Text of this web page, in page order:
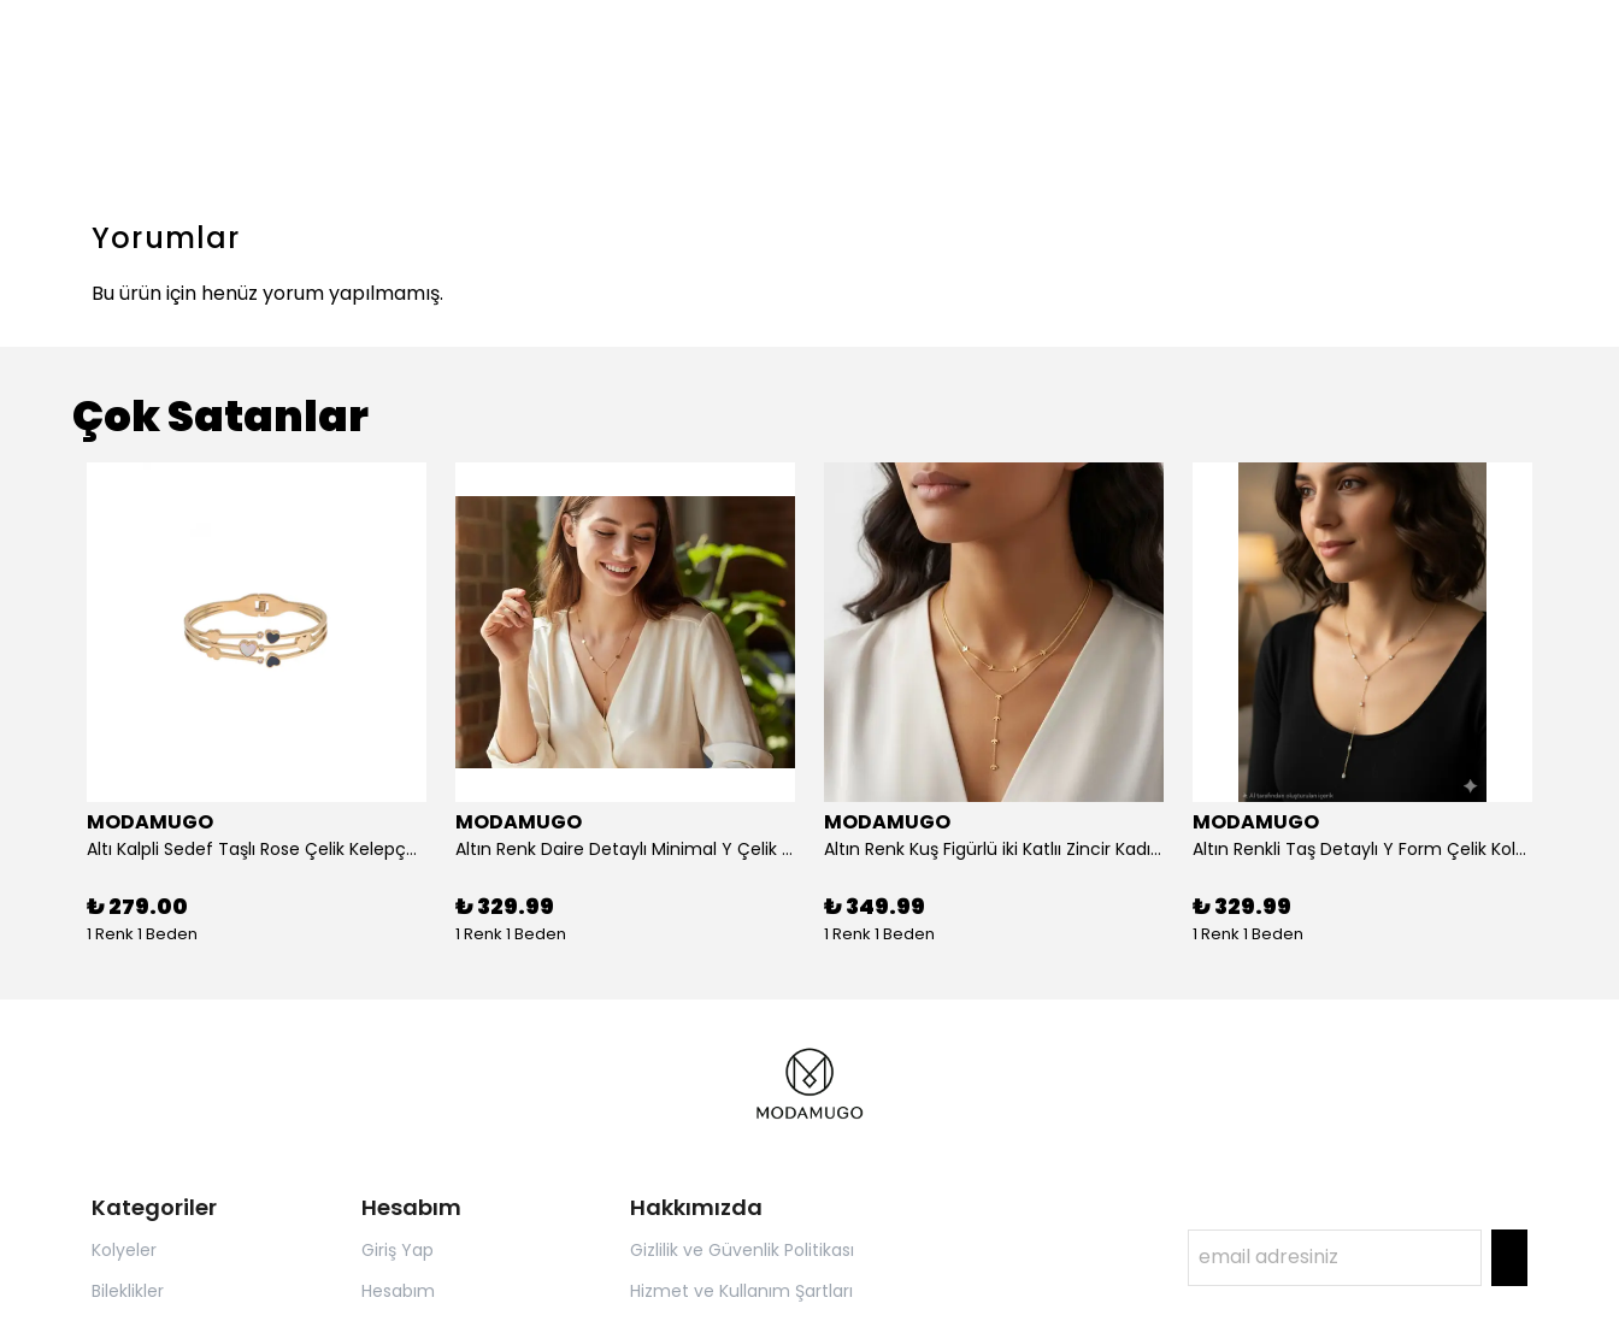
Yorumlar
Bu ürün için henüz yorum yapılmamış.
Çok Satanlar
MODAMUGO
Altı Kalpli Sedef Taşlı Rose Çelik Kelepçe Bileklik
₺ 279.00
1 Renk 1 Beden
MODAMUGO
Altın Renk Daire Detaylı Minimal Y Çelik Kolye
₺ 329.99
1 Renk 1 Beden
MODAMUGO
Altın Renk Kuş Figürlü iki Katlıı Zincir Kadın Y Kolye
₺ 349.99
1 Renk 1 Beden
MODAMUGO
Altın Renkli Taş Detaylı Y Form Çelik Kolye
₺ 329.99
1 Renk 1 Beden
Kategoriler
Kolyeler
Bileklikler
Hesabım
Giriş Yap
Hesabım
Hakkımızda
Gizlilik ve Güvenlik Politikası
Hizmet ve Kullanım Şartları